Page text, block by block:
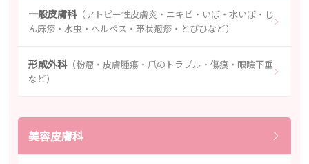
一般皮膚科（アトピー性皮膚炎・ニキビ・いぼ・水いぼ・じ
ん麻疹・水虫・ヘルペス・帯状疱疹・とびひなど）
形成外科（粉瘤・皮膚腫瘍・爪のトラブル・傷痕・眼瞼下垂
など）
美容皮膚科